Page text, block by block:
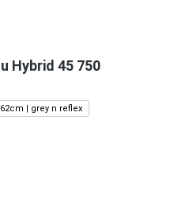
Hybrid 45 750
62cm | grey n reflex